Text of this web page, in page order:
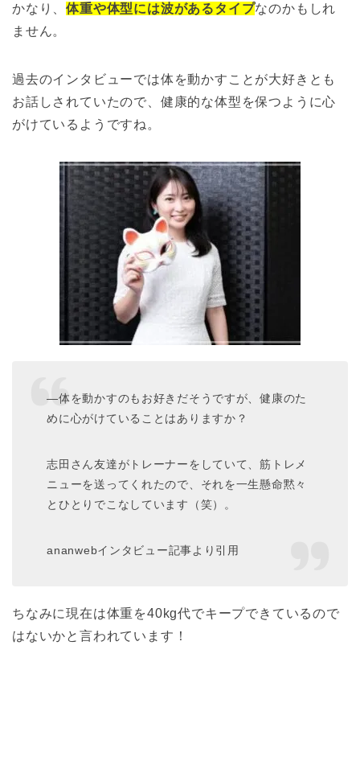
かなり、体重や体型には波があるタイプなのかもしれ
ません。
過去のインタビューでは体を動かすことが大好きとも
お話しされていたので、健康的な体型を保つように心
がけているようですね。
―体を動かすのもお好きだそうですが、健康のた
めに心がけていることはありますか？
志田さん友達がトレーナーをしていて、筋トレメ
ニューを送ってくれたので、それを一生懸命黙々
とひとりでこなしています（笑）。
ananwebインタビュー記事より引用
ちなみに現在は体重を40kg代でキープできているので
はないかと言われています！